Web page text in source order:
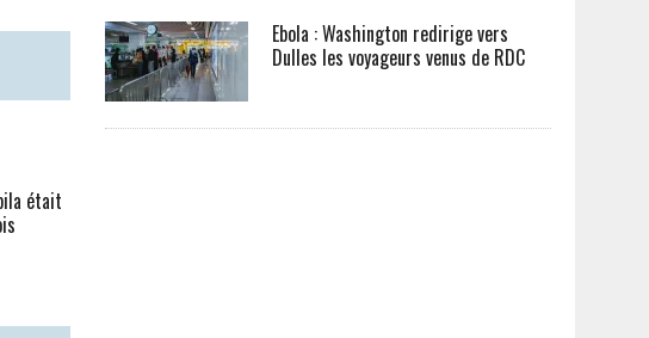
était
Ebola : Washington redirige vers
Dulles les voyageurs venus de RDC